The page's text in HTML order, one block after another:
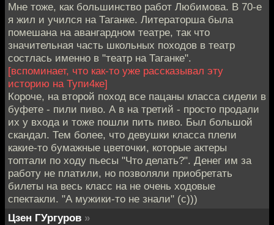
Мне тоже, как большинство работ Любимова. В 70-е
я жил и учился на Таганке. Литераторша была
помешана на авангардном театре, так что
значительная часть школьных походов в театр
состлась именно в "театр на Таганке".
[вспоминает, что как-то уже рассказывал эту
историю на Тупи4ке]
Короче, на второй поход все пацаны класса сидели в
буфете - пили пиво. А в на третий - просто продали
их у входа и тоже пошли пить пиво. Был большой
скандал. Тем более, что девушки класса плели
какие-то бумажные цветочки, которые актеры
топтали по ходу пьесы "Что делать?". Денег им за
работу не платили, но позволяли приобретать
билеты на весь класс на не очень ходовые
спектакли. "А мужики-то не знали" (с)))
Цзен ГУргуров »